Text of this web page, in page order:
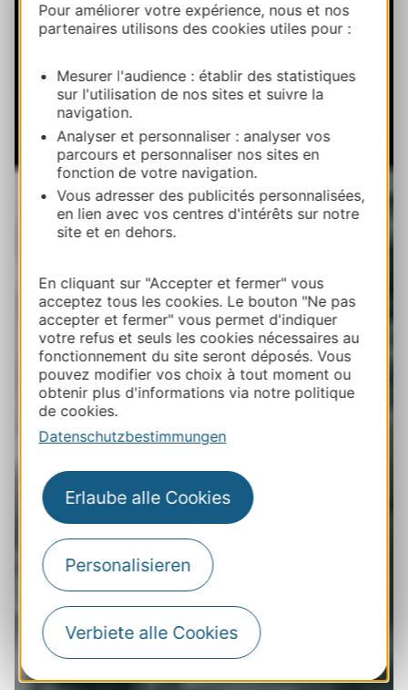
Pour améliorer votre expérience, nous et nos
partenaires utilisons des cookies utiles pour :
Mesurer l'audience : établir des statistiques
sur l'utilisation de nos sites et suivre la
navigation.
Analyser et personnaliser : analyser vos
parcours et personnaliser nos sites en
fonction de votre navigation.
Vous adresser des publicités personnalisées,
en lien avec vos centres d'intérêts sur notre
site et en dehors.
En cliquant sur "Accepter et fermer" vous
acceptez tous les cookies. Le bouton "Ne pas
accepter et fermer" vous permet d'indiquer
votre refus et seuls les cookies nécessaires au
fonctionnement du site seront déposés. Vous
pouvez modifier vos choix à tout moment ou
obtenir plus d'informations via notre politique
de cookies.
Datenschutzbestimmungen
Erlaube alle Cookies
Personalisieren
Verbiete alle Cookies